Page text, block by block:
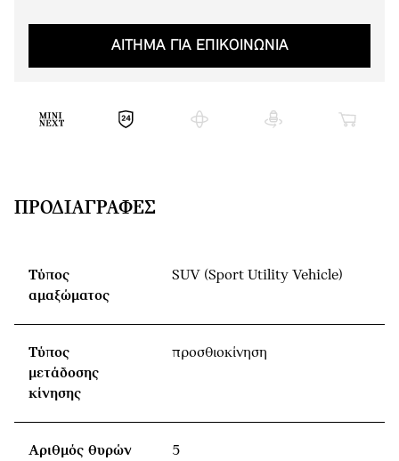
ΑΙΤΗΜΑ ΓΙΑ ΕΠΙΚΟΙΝΩΝΙΑ
ΠΡΟΔΙΑΓΡΑΦΈΣ
Τύπος
αμαξώματος
SUV (Sport Utility Vehicle)
Τύπος
μετάδοσης
κίνησης
προσθιοκίνηση
Αριθμός θυρών 5